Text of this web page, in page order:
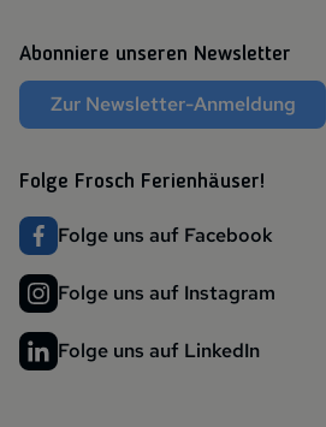
Abonniere unseren Newsletter
Zur Newsletter-Anmeldung
Folge Frosch Ferienhäuser!
Folge uns auf Facebook
Folge uns auf Instagram
Folge uns auf LinkedIn